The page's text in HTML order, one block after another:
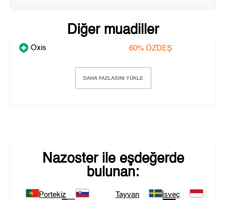
Diğer muadiller
Oxis 60%ÖZDEŞ
DAHA FAZLASINI YÜKLE
Nazosterile eşdeğerde
bulunan:
Portekiz
Tayvan
İsveç